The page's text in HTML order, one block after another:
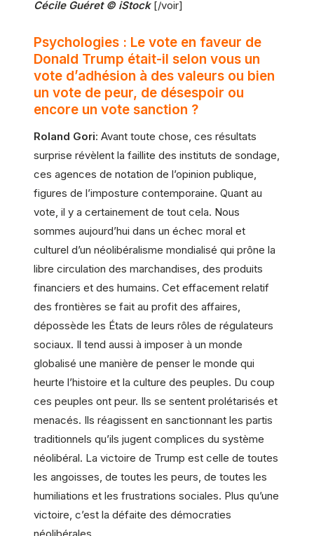
Cécile Guéret © iStock [/voir]
Psychologies : Le vote en faveur de
Donald Trump était-il selon vous un
vote d’adhésion à des valeurs ou bien
un vote de peur, de désespoir ou
encore un vote sanction ?
Roland Gori: Avant toute chose, ces résultats
surprise révèlent la faillite des instituts de sondage,
ces agences de notation de l’opinion publique,
figures de l’imposture contemporaine. Quant au
vote, il y a certainement de tout cela. Nous
sommes aujourd’hui dans un échec moral et
culturel d’un néolibéralisme mondialisé qui prône la
libre circulation des marchandises, des produits
financiers et des humains. Cet effacement relatif
des frontières se fait au profit des affaires,
dépossède les États de leurs rôles de régulateurs
sociaux. Il tend aussi à imposer à un monde
globalisé une manière de penser le monde qui
heurte l’histoire et la culture des peuples. Du coup
ces peuples ont peur. Ils se sentent prolétarisés et
menacés. Ils réagissent en sanctionnant les partis
traditionnels qu’ils jugent complices du système
néolibéral. La victoire de Trump est celle de toutes
les angoisses, de toutes les peurs, de toutes les
humiliations et les frustrations sociales. Plus qu’une
victoire, c’est la défaite des démocraties
néolibérales.